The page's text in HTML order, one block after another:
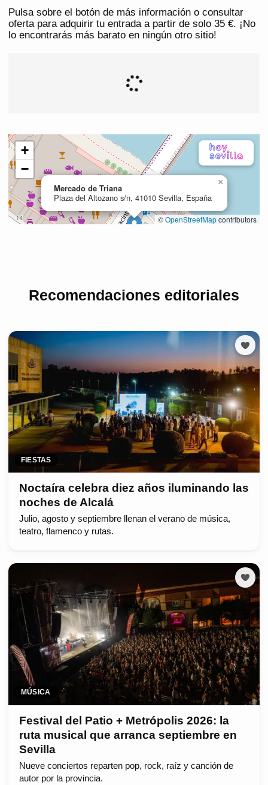
Pulsa sobre el botón de más información o consultar
oferta para adquirir tu entrada a partir de solo 35 €. ¡No
lo encontrarás más barato en ningún otro sitio!
Recomendaciones editoriales
FIESTAS
Noctaíra celebra diez años iluminando las
noches de Alcalá
Julio, agosto y septiembre llenan el verano de música,
teatro, flamenco y rutas.
MÚSICA
Festival del Patio + Metrópolis 2026: la
ruta musical que arranca septiembre en
Sevilla
Nueve conciertos reparten pop, rock, raíz y canción de
autor por la provincia.